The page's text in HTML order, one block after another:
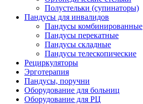
Полустельки (супинаторы)
Пандусы для инвалидов
Пандусы комбинированные
Пандусы перекатные
Пандусы складные
Пандусы телескопические
Рециркуляторы
Эрготерапия
Пандусы, поручни
Оборудование для больниц
Оборудование для РЦ